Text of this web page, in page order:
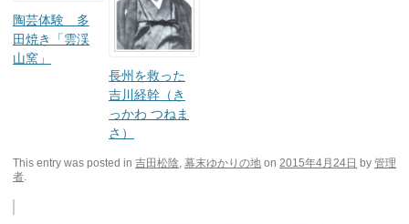
陶芸体験 多
田焼き「雲渓
山窯」
長州を救った
吉川経幹（き
っかわ つねま
さ）
This entry was posted in 吉田松陰 幕末ゆかりの地 on 2015年4月24日 by 管理
者